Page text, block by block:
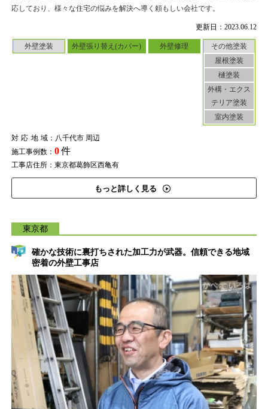
更新日：2023.06.12
外壁塗装 外壁張り替え(カバー) 外壁修理
その他塗装
屋根塗装
樋塗装
外構・エクス
テリア塗装
室内塗装
対応地域：八千代市 周辺
施工事例数： 0件
工事店住所：東京都葛飾区西亀有
もっと詳しく見る
応しており、様々な住宅の悩みを解決へ導く頼もしい会社です。
東京都
確かな技術に裏打ちされた加工力が武器。信頼できる地域
密着の外壁工事店